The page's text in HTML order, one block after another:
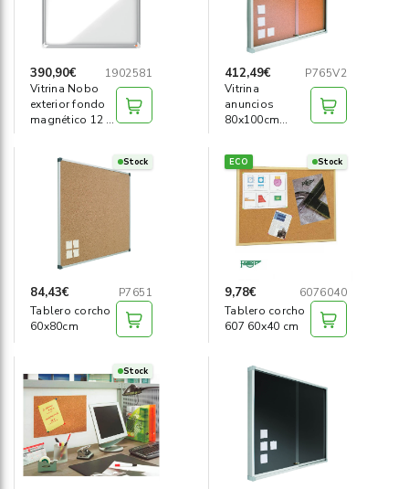
390,90€
1902581
Vitrina Nobo
exterior fondo
magnético 12 x
412,49€
P765V2
Vitrina
anuncios
80x100cm
Stock
84,43€
P7651
Tablero corcho
60x80cm
ECO Stock
9,78€
6076040
Tablero corcho
607 60x40 cm
Stock